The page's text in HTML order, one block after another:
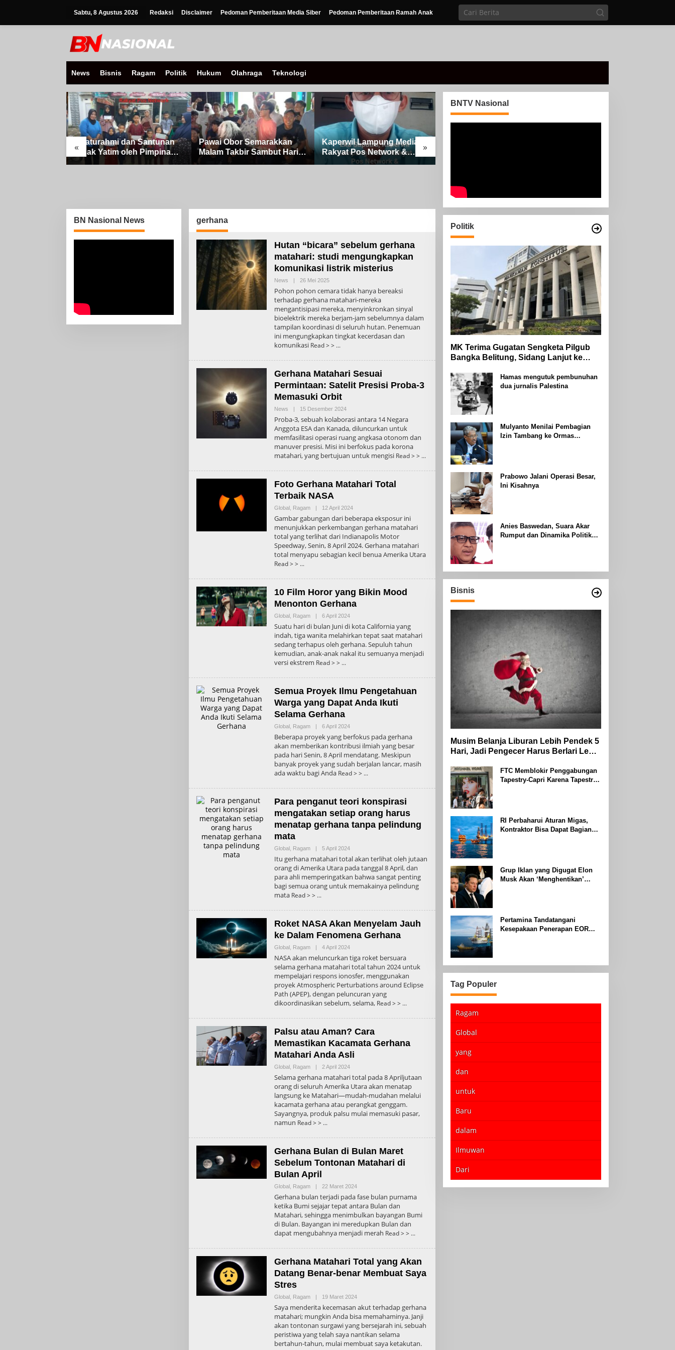
Sabtu, 8 Agustus 2026 Redaksi Disclaimer Pedoman Pemberitaan Media Siber Pedoman Pemberitaan Ramah Anak
News Bisnis Ragam Politik Hukum Olahraga Teknologi
« »
Silaturahmi dan Santunan
Anak Yatim oleh Pimpinan
PT Buay Tumi Lampung
Pawai Obor Semarakkan
Malam Takbir Sambut Hari
Raya IdulFitri 1447 H – 2026
Kaperwil Lampung Media
Rakyat Pos Network &
Risalahpos
05/Banjit Melaksanakan
Pengamanan Pawai Ogoh
ogoh Di Wilayah Bali
BN Nasional News gerhana
Hutan “bicara” sebelum gerhana
matahari: studi mengungkapkan
komunikasi listrik misterius
News | 26 Mei 2025Oleh
Pohon pohon cemara tidak hanya bereaksi
terhadap gerhana matahari-mereka
mengantisipasi mereka, menyinkronkan sinyal
bioelektrik mereka berjam-jam sebelumnya dalam
tampilan koordinasi di seluruh hutan. Penemuan
ini mengungkapkan tingkat kecerdasan dan
komunikasi Read > >
Gerhana Matahari Sesuai
Permintaan: Satelit Presisi Proba-3
Memasuki Orbit
News | 15 Desember 2024Oleh
Proba-3, sebuah kolaborasi antara 14 Negara
Anggota ESA dan Kanada, diluncurkan untuk
memfasilitasi operasi ruang angkasa otonom dan
manuver presisi. Misi ini berfokus pada korona
matahari, yang bertujuan untuk mengisi Read > >
Foto Gerhana Matahari Total
Terbaik NASA
Global, Ragam | 12 April 2024Oleh
Gambar gabungan dari beberapa eksposur ini
menunjukkan perkembangan gerhana matahari
total yang terlihat dari Indianapolis Motor
Speedway, Senin, 8 April 2024. Gerhana matahari
total menyapu sebagian kecil benua Amerika Utara
Read > >
10 Film Horor yang Bikin Mood
Menonton Gerhana
Global, Ragam | 6 April 2024Oleh
Suatu hari di bulan Juni di kota California yang
indah, tiga wanita melahirkan tepat saat matahari
sedang terhapus oleh gerhana. Sepuluh tahun
kemudian, anak-anak nakal itu semuanya menjadi
versi ekstrem Read > >
Semua Proyek Ilmu Pengetahuan
Warga yang Dapat Anda Ikuti
Selama Gerhana
Global, Ragam | 6 April 2024Oleh
Beberapa proyek yang berfokus pada gerhana
akan memberikan kontribusi ilmiah yang besar
pada hari Senin, 8 April mendatang. Meskipun
banyak proyek yang sudah berjalan lancar, masih
ada waktu bagi Anda Read > >
Para penganut teori konspirasi
mengatakan setiap orang harus
menatap gerhana tanpa pelindung
mata
Global, Ragam | 5 April 2024Oleh
Itu gerhana matahari total akan terlihat oleh jutaan
orang di Amerika Utara pada tanggal 8 April, dan
para ahli memperingatkan bahwa sangat penting
bagi semua orang untuk memakainya pelindung
mata Read > >
Roket NASA Akan Menyelam Jauh
ke Dalam Fenomena Gerhana
Global, Ragam | 4 April 2024Oleh
NASA akan meluncurkan tiga roket bersuara
selama gerhana matahari total tahun 2024 untuk
mempelajari respons ionosfer, menggunakan
proyek Atmospheric Perturbations around Eclipse
Path (APEP), dengan peluncuran yang
dikoordinasikan sebelum, selama, Read > >
Palsu atau Aman? Cara
Memastikan Kacamata Gerhana
Matahari Anda Asli
Global, Ragam | 2 April 2024Oleh
Selama gerhana matahari total pada 8 Apriljutaan
orang di seluruh Amerika Utara akan menatap
langsung ke Matahari—mudah-mudahan melalui
kacamata gerhana atau perangkat genggam.
Sayangnya, produk palsu mulai memasuki pasar,
namun Read > >
Gerhana Bulan di Bulan Maret
Sebelum Tontonan Matahari di
Bulan April
Global, Ragam | 22 Maret 2024Oleh
Gerhana bulan terjadi pada fase bulan purnama
ketika Bumi sejajar tepat antara Bulan dan
Matahari, sehingga menimbulkan bayangan Bumi
di Bulan. Bayangan ini meredupkan Bulan dan
dapat mengubahnya menjadi merah Read > >
Gerhana Matahari Total yang Akan
Datang Benar-benar Membuat Saya
Stres
Global, Ragam | 19 Maret 2024Oleh
Saya menderita kecemasan akut terhadap gerhana
matahari; mungkin Anda bisa memahaminya. Janji
akan tontonan surgawi yang bersejarah ini, sebuah
peristiwa yang telah saya nantikan selama
bertahun-tahun, mulai membuat saya ketakutan.
BNTV Nasional
Politik
MK Terima Gugatan Sengketa Pilgub
Bangka Belitung, Sidang Lanjut ke
Hamas mengutuk pembunuhan
dua jurnalis Palestina
Mulyanto Menilai Pembagian
Izin Tambang ke Ormas
Prabowo Jalani Operasi Besar,
Ini Kisahnya
Anies Baswedan, Suara Akar
Rumput dan Dinamika Politik
Bisnis
Musim Belanja Liburan Lebih Pendek 5
Hari, Jadi Pengecer Harus Berlari Lebih
FTC Memblokir Penggabungan
Tapestry-Capri Karena Tapestry
RI Perbaharui Aturan Migas,
Kontraktor Bisa Dapat Bagian
Grup Iklan yang Digugat Elon
Musk Akan ‘Menghentikan’
Pertamina Tandatangani
Kesepakaan Penerapan EOR
Tag Populer
Ragam
Global
yang
dan
untuk
Baru
dalam
Ilmuwan
Dari